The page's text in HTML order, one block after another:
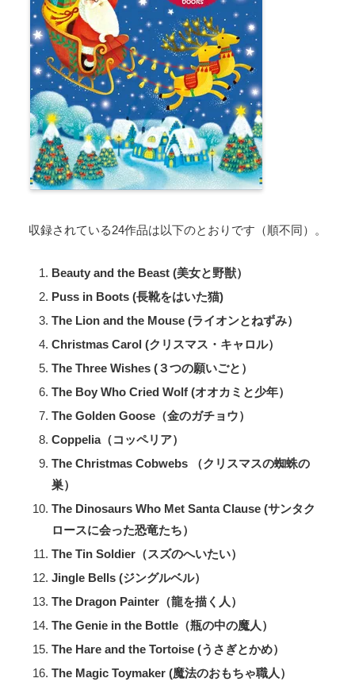
収録されている24作品は以下のとおりです（順不同）。
Beauty and the Beast (美女と野獣）
Puss in Boots (長靴をはいた猫)
The Lion and the Mouse (ライオンとねずみ）
Christmas Carol (クリスマス・キャロル）
The Three Wishes (３つの願いごと）
The Boy Who Cried Wolf (オオカミと少年）
The Golden Goose（金のガチョウ）
Coppelia（コッペリア）
The Christmas Cobwebs （クリスマスの蜘蛛の
巣）
The Dinosaurs Who Met Santa Clause (サンタク
ロースに会った恐竜たち）
The Tin Soldier（スズのへいたい）
Jingle Bells (ジングルベル）
The Dragon Painter（龍を描く人）
The Genie in the Bottle（瓶の中の魔人）
The Hare and the Tortoise (うさぎとかめ）
The Magic Toymaker (魔法のおもちゃ職人）